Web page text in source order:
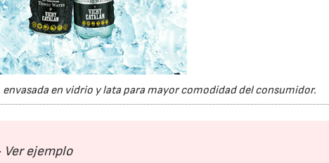
en vidrio y lata para mayor comodidad del consumidor.
Ver ejemplo